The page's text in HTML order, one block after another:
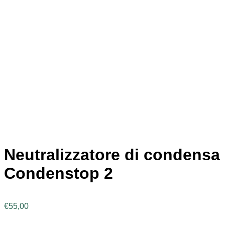
Neutralizzatore di condensa
Condenstop 2
€55,00